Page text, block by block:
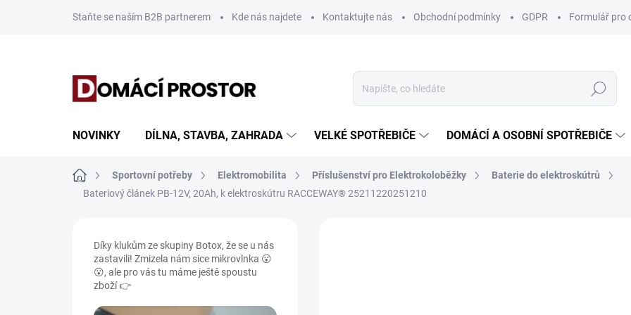
Staňte se naším B2B partnerem Kde nás najdete Kontaktujte nás Obchodní podmínky GDPR Formulář pro
Hledat
NOVINKY DÍLNA, STAVBA, ZAHRADA VELKÉ SPOTŘEBIČE DOMÁCÍ A OSOBNÍ SPOTŘEBIČE
Domů Sportovní potřeby Elektromobilita Příslušenství pro Elektrokoloběžky
Baterie do elektroskútrů
Bateriový článek PB-12V, 20Ah, k elektroskútru RACCEWAY® 25211220251210
Díky klukům ze skupiny Botox, že se u nás
zastavili! Zmizela nám sice mikrovlnka 😮
😮, ale pro vás tu máme ještě spoustu
zboží 👉